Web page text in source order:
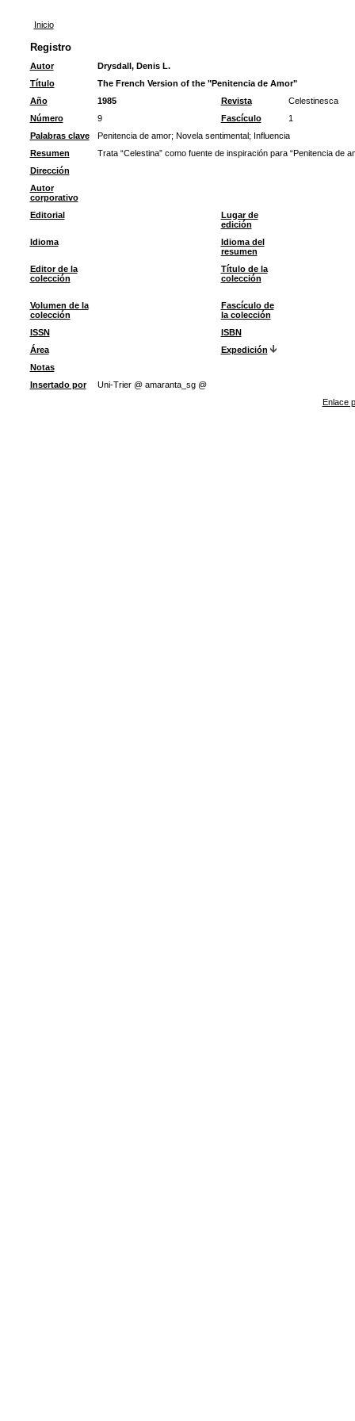
Inicio
Registro
Autor
Drysdall, Denis L.
Título
The French Version of the "Penitencia de Amor"
Año
1985 Revista
Celestinesca
Número
9 Fascículo
1
Palabras clave
Penitencia de amor; Novela sentimental; Influencia
Resumen
Trata “Celestina” como fuente de inspiración para “Penitencia de
Dirección
Autor
corporativo
Editorial
Lugar de
edición
Idioma
Idioma del
resumen
Editor de la
colección
Título de la
colección
Volumen de la
colección
Fascículo de
la colección
ISSN
ISBN
Área
Expedición
Notas
Insertado por
Uni-Trier @ amaranta_sg @
Enlace